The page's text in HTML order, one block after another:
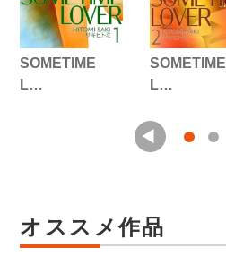
SOMETIME
L…
SOMETIME
L…
オススメ作品